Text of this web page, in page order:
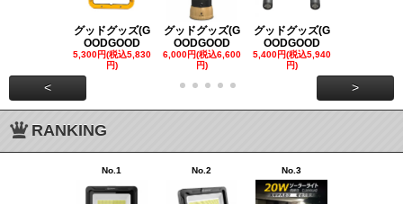
グッドグッズ(G
OODGOOD
5,300円(税込5,830
円)
グッドグッズ(G
OODGOOD
6,000円(税込6,600
円)
グッドグッズ(G
OODGOOD
5,400円(税込5,940
円)
< >
RANKING
No.1 No.2 No.3